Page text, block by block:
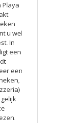
Playa
u wel
In
een
een